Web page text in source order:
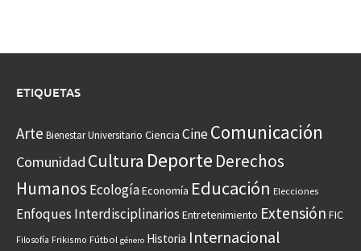
ETIQUETAS
Arte Bienestar Universitario Ciencia CineComunicación
Comunidad Cultura Deporte Derechos
Humanos EcologíaEconomía Educación Elecciones
Enfoques Interdisciplinarios Entretenimiento Extensión FIC
Filosofía Frikismo Fútbol género Historia Internacional